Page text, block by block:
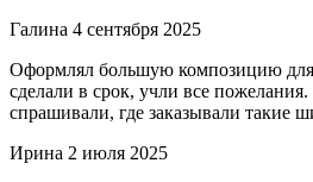
Галина 4 сентября 2025
Оформлял большую композицию
сделали в срок, учли все
спрашивали, где заказывали такие
Ирина 2 июля 2025